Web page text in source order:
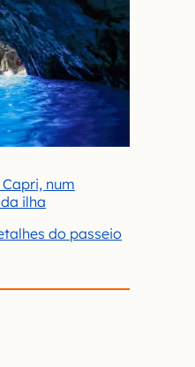
num
ilha
do passeio